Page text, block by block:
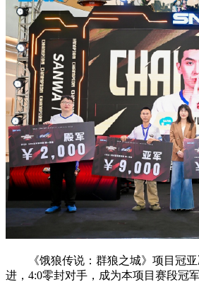
《饿狼传说：群狼之城》项目冠亚
进，4:0零封对手，成为本项目赛段冠军